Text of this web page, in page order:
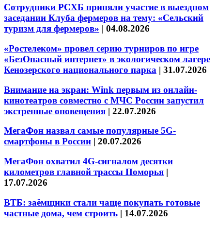
Сотрудники РСХБ приняли участие в выездном
заседании Клуба фермеров на тему: «Сельский
туризм для фермеров» | 04.08.2026
«Ростелеком» провел серию турниров по игре
«БезОпасный интернет» в экологическом лагере
Кенозерского национального парка | 31.07.2026
Внимание на экран: Wink первым из онлайн-
кинотеатров совместно с МЧС России запустил
экстренные оповещения | 22.07.2026
МегаФон назвал самые популярные 5G-
смартфоны в России | 20.07.2026
МегаФон охватил 4G-сигналом десятки
километров главной трассы Поморья |
17.07.2026
ВТБ: заёмщики стали чаще покупать готовые
частные дома, чем строить | 14.07.2026